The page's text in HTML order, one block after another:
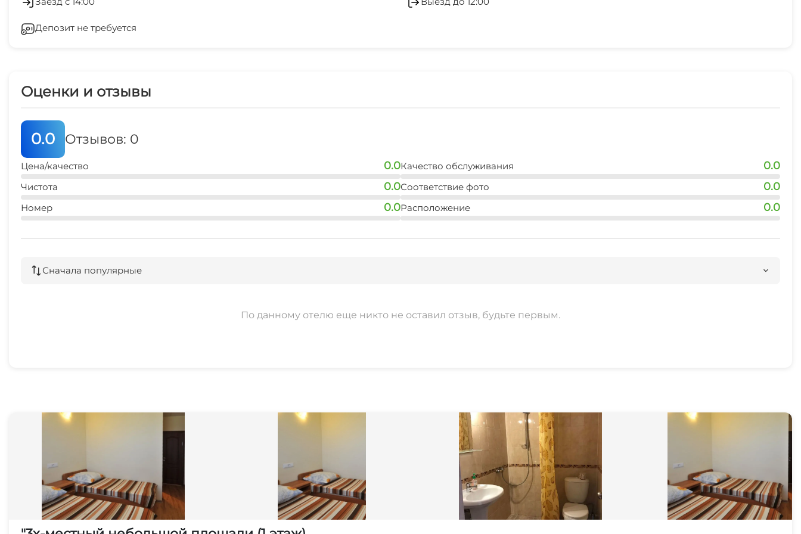
СВЧ
Депозит не требуется
Оценки и отзывы
0.0 Отзывов: 0
Цена/качество 0.0
Чистота 0.0
Номер 0.0
Качество обслуживания 0.0
Соответствие фото 0.0
Расположение 0.0
Сначала популярные
По данному отелю еще никто не оставил отзыв, будьте первым.